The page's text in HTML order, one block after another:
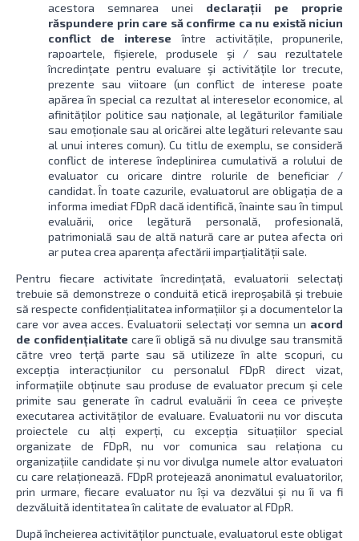
acestora semnarea unei declarații pe proprie
răspundere prin care să confirme ca nu există niciun
conflict de interese între activitățile, propunerile,
rapoartele, fișierele, produsele şi / sau rezultatele
încredințate pentru evaluare şi activitățile lor trecute,
prezente sau viitoare (un conflict de interese poate
apărea în special ca rezultat al intereselor economice, al
afinităților politice sau naționale, al legăturilor familiale
sau emoționale sau al oricărei alte legături relevante sau
al unui interes comun). Cu titlu de exemplu, se consideră
conflict de interese îndeplinirea cumulativă a rolului de
evaluator cu oricare dintre rolurile de beneficiar /
candidat. În toate cazurile, evaluatorul are obligația de a
informa imediat FDpR dacă identifică, înainte sau în timpul
evaluării, orice legătură personală, profesională,
patrimonială sau de altă natură care ar putea afecta ori
ar putea crea aparența afectării imparțialității sale.
Pentru fiecare activitate încredințată, evaluatorii selectați
trebuie să demonstreze o conduită etică ireproșabilă și trebuie
să respecte confidențialitatea informațiilor şi a documentelor la
care vor avea acces. Evaluatorii selectați vor semna un acord
de confidențialitate care îi obligă să nu divulge sau transmită
către vreo terță parte sau să utilizeze în alte scopuri, cu
excepția interacțiunilor cu personalul FDpR direct vizat,
informațiile obținute sau produse de evaluator precum și cele
primite sau generate în cadrul evaluării în ceea ce privește
executarea activităților de evaluare. Evaluatorii nu vor discuta
proiectele cu alți experți, cu excepția situațiilor special
organizate de FDpR, nu vor comunica sau relaționa cu
organizațiile candidate și nu vor divulga numele altor evaluatori
cu care relaționează. FDpR protejează anonimatul evaluatorilor,
prin urmare, fiecare evaluator nu își va dezvălui și nu îi va fi
dezvăluită identitatea în calitate de evaluator al FDpR.
După încheierea activităților punctuale, evaluatorul este obligat